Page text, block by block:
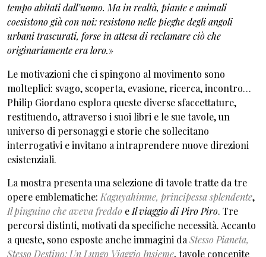
tempo abitati dall’uomo. Ma in realtà, piante e animali
coesistono già con noi: resistono nelle pieghe degli angoli
urbani trascurati, forse in attesa di reclamare ciò che
originariamente era loro.»
Le motivazioni che ci spingono al movimento sono
molteplici: svago, scoperta, evasione, ricerca, incontro…
Philip Giordano esplora queste diverse sfaccettature,
restituendo, attraverso i suoi libri e le sue tavole, un
universo di personaggi e storie che sollecitano
interrogativi e invitano a intraprendere nuove direzioni
esistenziali.
La mostra presenta una selezione di tavole tratte da tre
opere emblematiche:Kaguyahinme, principessa splendente,
Il pinguino che aveva freddo eIl viaggio di Piro Piro. Tre
percorsi distinti, motivati da specifiche necessità. Accanto
a queste, sono esposte anche immagini daStesso Pianeta,
Stesso Destino: Un Lungo Viaggio Insieme, tavole concepite